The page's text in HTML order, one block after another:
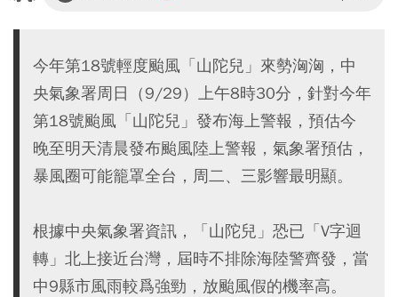
今年第18號輕度颱風「山陀兒」來勢洶洶，中
央氣象署周日（9/29）上午8時30分，針對今年
第18號颱風「山陀兒」發布海上警報，預估今
晚至明天清晨發布颱風陸上警報，氣象署預估，
暴風圈可能籠罩全台，周二、三影響最明顯。
根據中央氣象署資訊，「山陀兒」恐已「V字迴
轉」北上接近台灣，屆時不排除海陸警齊發，當
中9縣市風雨較爲強勁，放颱風假的機率高。